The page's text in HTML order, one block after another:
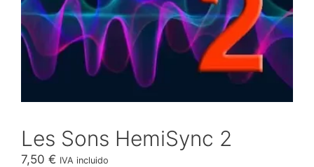
Les Sons HemiSync 2
7,50 € IVA incluido